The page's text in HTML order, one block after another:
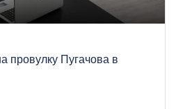
провулку Пугачова в